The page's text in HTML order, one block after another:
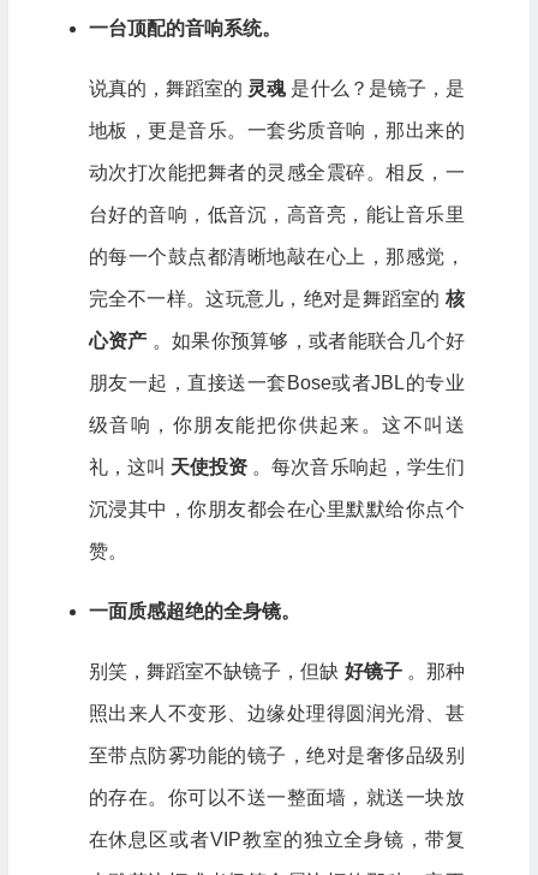
一台顶配的音响系统。
说真的，舞蹈室的 灵魂 是什么？是镜子，是
地板，更是音乐。一套劣质音响，那出来的
动次打次能把舞者的灵感全震碎。相反，一
台好的音响，低音沉，高音亮，能让音乐里
的每一个鼓点都清晰地敲在心上，那感觉，
完全不一样。这玩意儿，绝对是舞蹈室的 核
心资产 。如果你预算够，或者能联合几个好
朋友一起，直接送一套Bose或者JBL的专业
级音响，你朋友能把你供起来。这不叫送
礼，这叫 天使投资 。每次音乐响起，学生们
沉浸其中，你朋友都会在心里默默给你点个
赞。
一面质感超绝的全身镜。
别笑，舞蹈室不缺镜子，但缺 好镜子 。那种
照出来人不变形、边缘处理得圆润光滑、甚
至带点防雾功能的镜子，绝对是奢侈品级别
的存在。你可以不送一整面墙，就送一块放
在休息区或者VIP教室的独立全身镜，带复